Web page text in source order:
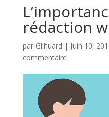
rédaction
par Gilhuard | Juin 10,
commentaire